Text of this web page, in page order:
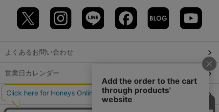
よくあるお問い合わせ
営業日カレンダー
店舗検索